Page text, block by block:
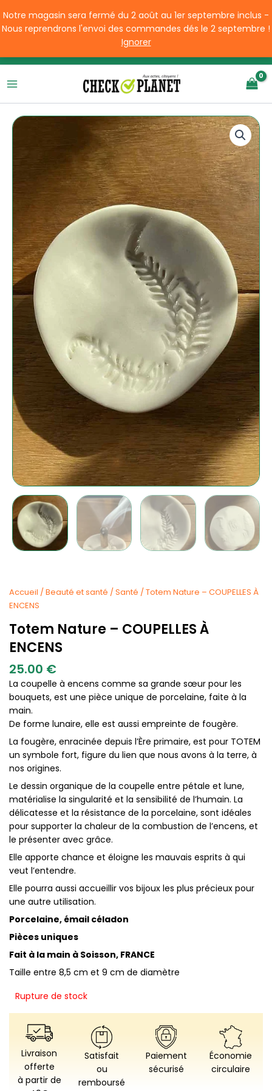
Notre magasin sera fermé du 2 août au 1er septembre inclus -
Nous reprendrons l'envoi des commandes dés le 2 septembre !
Ignorer
au
contenu
Livraison offerte à partir de 49€ d'achats en France
Accueil /Beauté et santé /Santé / Totem Nature – COUPELLES À
ENCENS
Totem Nature – COUPELLES À
ENCENS
25.00 €
La coupelle à encens comme sa grande sœur pour les
bouquets, est une pièce unique de porcelaine, faite à la
main.
De forme lunaire, elle est aussi empreinte de fougère.
La fougère, enracinée depuis l’Ère primaire, est pour TOTEM
un symbole fort, figure du lien que nous avons à la terre, à
nos origines.
Le dessin organique de la coupelle entre pétale et lune,
matérialise la singularité et la sensibilité de l’humain. La
délicatesse et la résistance de la porcelaine, sont idéales
pour supporter la chaleur de la combustion de l’encens, et
le présenter avec grâce.
Elle apporte chance et éloigne les mauvais esprits à qui
veut l’entendre.
Elle pourra aussi accueillir vos bijoux les plus précieux pour
une autre utilisation.
Porcelaine, émail céladon
Pièces uniques
Fait à la main à Soisson, FRANCE
Taille entre 8,5 cm et 9 cm de diamètre
Rupture de stock
Livraison
offerte
à partir de
Satisfait
ou
remboursé
Paiement
sécurisé
Économie
circulaire